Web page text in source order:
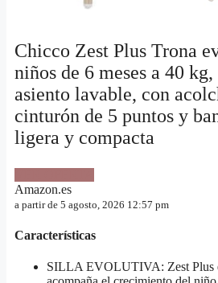
Chicco Zest Plus Trona
niños de 6 meses a 40
asiento lavable, con
cinturón de 5 puntos y
ligera y compacta
Amazon.es
a partir de 5 agosto, 2026 12:57 pm
Características
SILLA EVOLUTIVA: Zest Plus